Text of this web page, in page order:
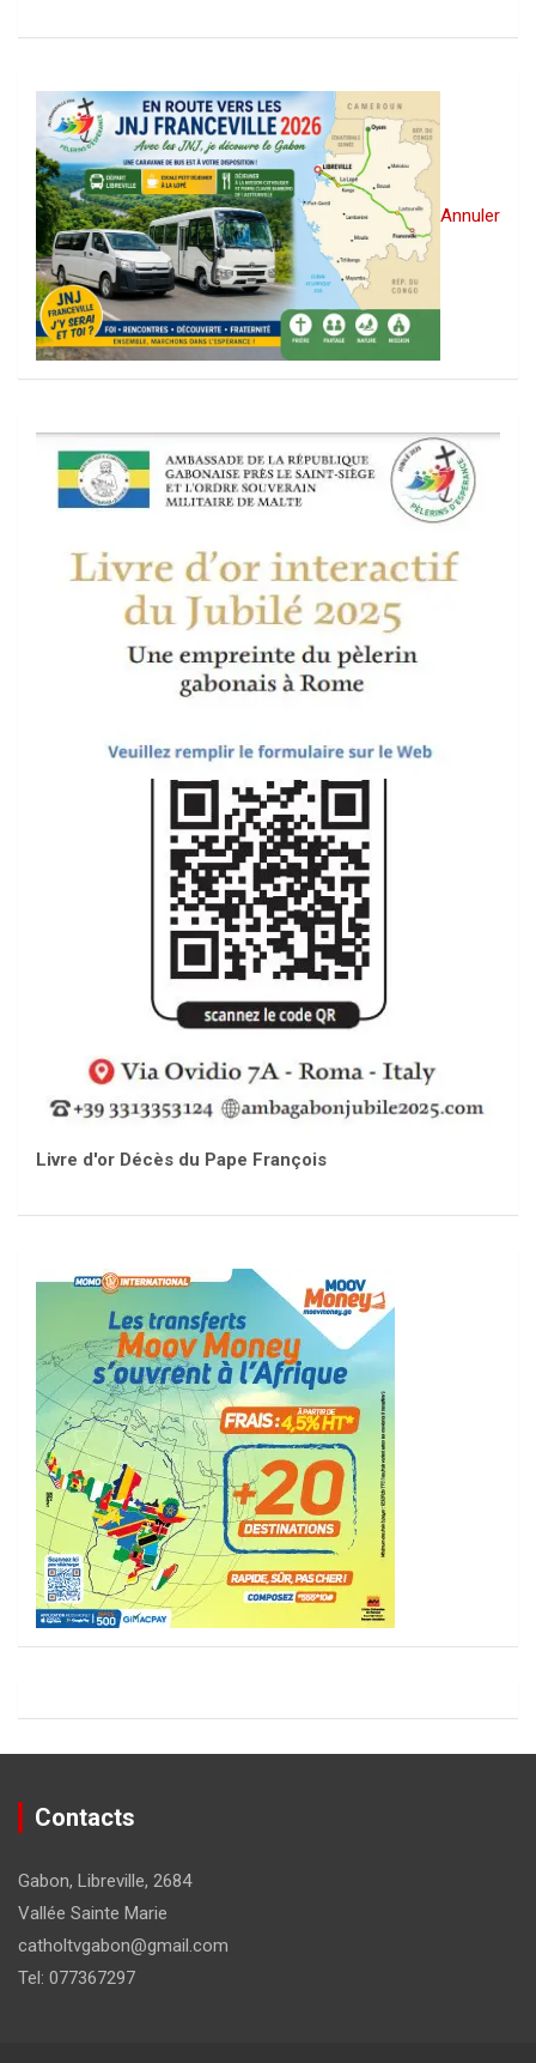
Annuler
Livre d'or Décès du Pape François
Contacts
Gabon, Libreville, 2684
Vallée Sainte Marie
catholtvgabon@gmail.com
Tel: 077367297